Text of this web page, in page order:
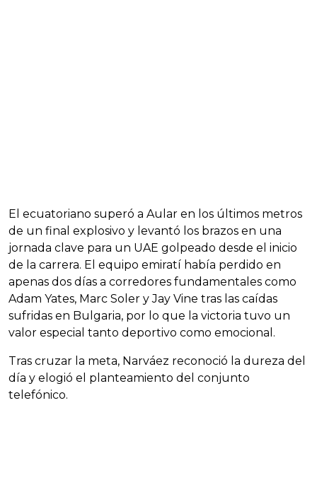
El ecuatoriano superó a Aular en los últimos metros
de un final explosivo y levantó los brazos en una
jornada clave para un UAE golpeado desde el inicio
de la carrera. El equipo emiratí había perdido en
apenas dos días a corredores fundamentales como
Adam Yates, Marc Soler y Jay Vine tras las caídas
sufridas en Bulgaria, por lo que la victoria tuvo un
valor especial tanto deportivo como emocional.
Tras cruzar la meta, Narváez reconoció la dureza del
día y elogió el planteamiento del conjunto
telefónico.